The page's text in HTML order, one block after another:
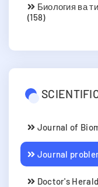
Биология ва
(158)
Journal of
Journal
Doctor's Herald